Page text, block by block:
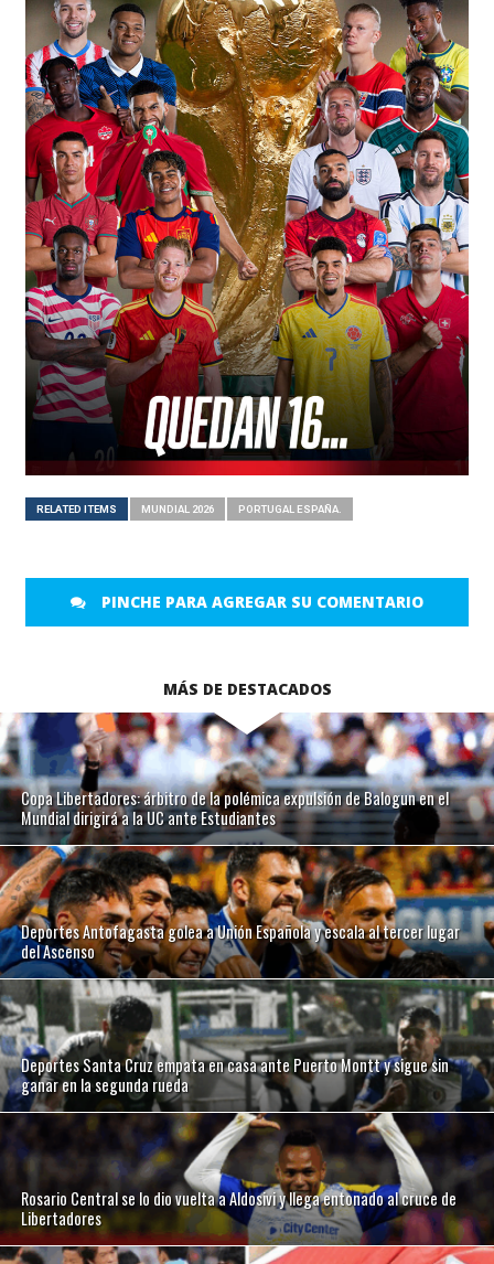
RELATED ITEMS MUNDIAL 2026 PORTUGAL ESPAÑA.
PINCHE PARA AGREGAR SU COMENTARIO
MÁS DE DESTACADOS
Copa Libertadores: árbitro de la polémica expulsión de Balogun en el
Mundial dirigirá a la UC ante Estudiantes
Deportes Antofagasta golea a Unión Española y escala al tercer lugar
del Ascenso
Deportes Santa Cruz empata en casa ante Puerto Montt y sigue sin
ganar en la segunda rueda
Rosario Central se lo dio vuelta a Aldosivi y llega entonado al cruce de
Libertadores